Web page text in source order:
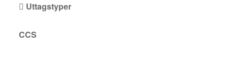
Uttagstyper
CCS